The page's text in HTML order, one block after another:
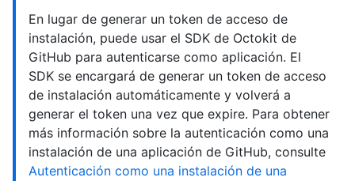
En lugar de generar un token de acceso de
instalación, puede usar el SDK de Octokit de
GitHub para autenticarse como aplicación. El
SDK se encargará de generar un token de acceso
de instalación automáticamente y volverá a
generar el token una vez que expire. Para obtener
más información sobre la autenticación como una
instalación de una aplicación de GitHub, consulte
Autenticación como una instalación de una